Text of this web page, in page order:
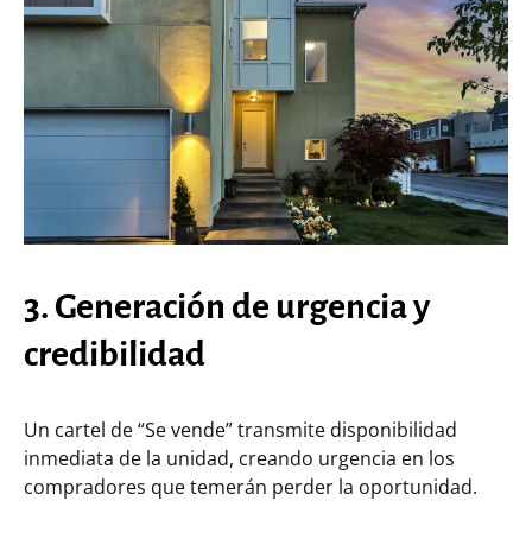
3. Generación de urgencia y
credibilidad
Un cartel de “Se vende” transmite disponibilidad
inmediata de la unidad, creando urgencia en los
compradores que temerán perder la oportunidad.